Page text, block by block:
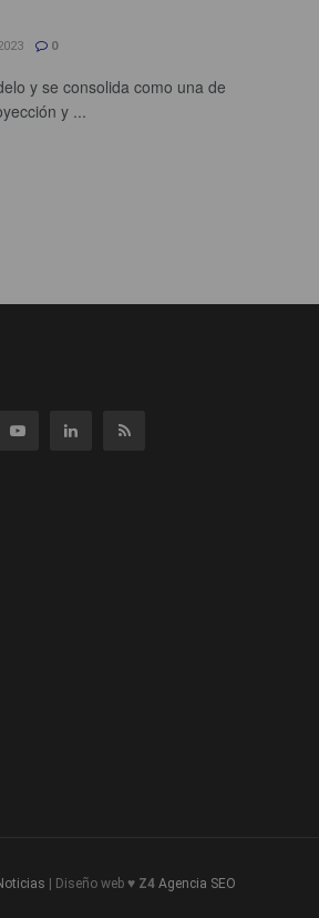
0
y se consolida como una de
y ...
| Diseño web ♥ Z4 Agencia SEO